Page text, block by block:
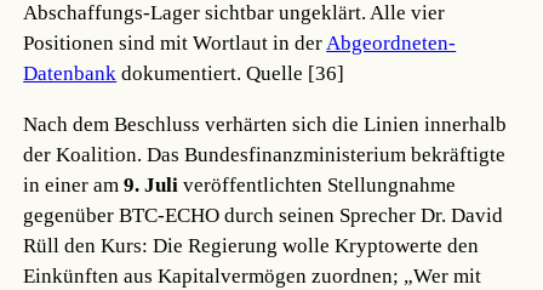
Abschaffungs-Lager sichtbar ungeklärt. Alle vier
Positionen sind mit Wortlaut in derAbgeordneten-
Datenbank dokumentiert.Quelle [36]
Nach dem Beschluss verhärten sich die Linien innerhalb
der Koalition. Das Bundesfinanzministerium bekräftigte
in einer am9. Juli veröffentlichten Stellungnahme
gegenüber BTC-ECHO durch seinen Sprecher Dr. David
Rüll den Kurs: Die Regierung wolle Kryptowerte den
Einkünften aus Kapitalvermögen zuordnen; „Wer mit